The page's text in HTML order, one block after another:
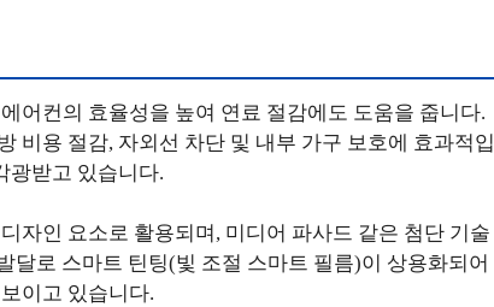
어컨의 효율성을 높여 연료 절감에도 도움을 줍니다.
비용 절감, 자외선 차단 및 내부 가구 보호에 효과적입
광받고 있습니다.
자인 요소로 활용되며, 미디어 파사드 같은 첨단 기술
달로 스마트 틴팅(빛 조절 스마트 필름)이 상용화되어
이고 있습니다.